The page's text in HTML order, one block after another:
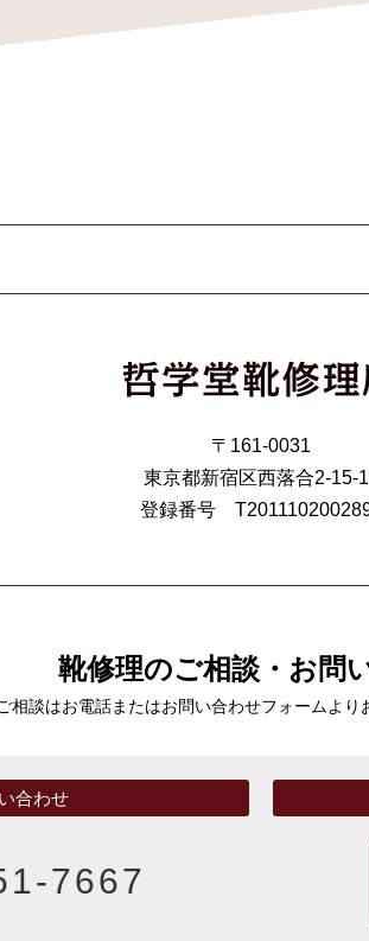
〒161-0031
東京都新宿区西落合2-15-
登録番号
靴修理のご相談・お問
相談はお電話またはお問い合わせフォームより
合わせ
7667